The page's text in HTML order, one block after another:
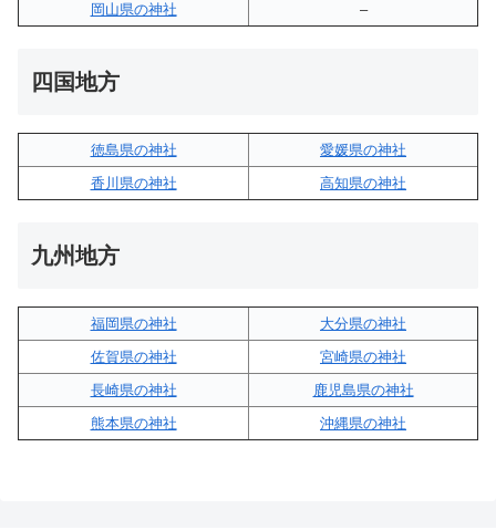
岡山県の神社
–
四国地方
徳島県の神社
愛媛県の神社
香川県の神社
高知県の神社
九州地方
福岡県の神社
大分県の神社
佐賀県の神社
宮崎県の神社
長崎県の神社
鹿児島県の神社
熊本県の神社
沖縄県の神社